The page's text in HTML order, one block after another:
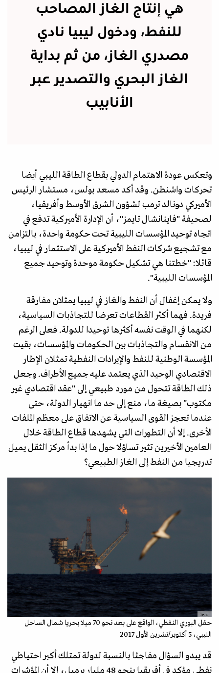
هي إنتاج الغاز المصاحب
للنفط، ودخول ليبيا نادي
مصدري الغاز، من ثم بداية
الغاز البحري والتصدير عبر
الأنابيب
وتعكس عودة الاهتمام الدولي بقطاع الطاقة الليبي أيضا
تحركات واشنطن. وقد أكد مسعد بولس، مستشار الرئيس
الأميركي دونالد ترمب لشؤون الشرق الأوسط وأفريقيا،
لصحيفة "فاينانشال تايمز"، أن الإدارة الأميركية تدفع في
اتجاه توحيد المؤسسات الليبية تحت حكومة واحدة، بالتزامن
مع تشجيع شركات النفط الأميركية على الاستثمار في ليبيا،
قائلا: "خطتنا هي تشكيل حكومة موحدة وتوحيد جميع
المؤسسات الليبية".
ولا يمكن إغفال أن النفط والغاز في ليبيا يمثلان مفارقة
فريدة. فهما أكثر القطاعات تعرضا للتجاذبات السياسية،
لكنهما في الوقت نفسه أكثرها توحيدا للدولة. فعلى الرغم
من الانقسام والتجاذبات بين الحكومات والمؤسسات، بقيت
المؤسسة الوطنية للنفط والإيرادات النفطية تمثلان الإطار
الاقتصادي الوحيد الذي يعتمد عليه جميع الأطراف. وجعل
ذلك الطاقة تتحول من مورد طبيعي إلى "عقد اقتصادي غير
مكتوب" بصيغة ما، منع إلى حد ما انهيار الدولة، حتى
عندما تعجز القوى السياسية عن الاتفاق على معظم الملفات
الأخرى. إلا أن التطورات التي يشهدها قطاع الطاقة خلال
العامين الأخيرين تثير تساؤلا حول ما إذا بدأ مركز الثقل يميل
تدريجيا من النفط إلى الغاز الطبيعي؟
رويترز
حقل البوري النفطي، الواقع على بعد نحو 70 ميلا بحريا شمال الساحل
الليبي، 5 أكتوبر/تشرين الأول 2017
قد يبدو السؤال مفاجئا بالنسبة لدولة تمتلك أكبر احتياطي